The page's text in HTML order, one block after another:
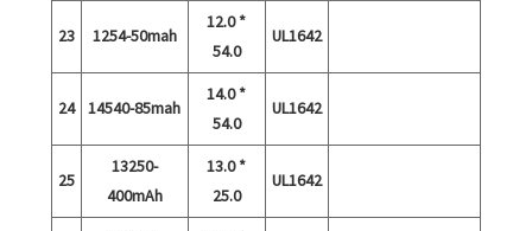
23 1254-50mah
12.0 *
54.0
UL1642
24 14540-85mah
14.0 *
54.0
UL1642
25
13250-
400mAh
13.0 *
25.0
UL1642